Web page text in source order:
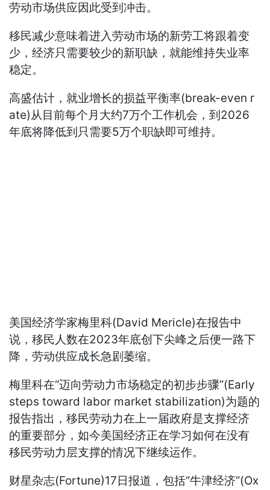
劳动市场供应因此受到冲击。
移民减少意味着进入劳动市场的新劳工将跟着变
少，经济只需要较少的新职缺，就能维持失业率
稳定。
高盛估计，就业增长的损益平衡率(break-even r
ate)从目前每个月大约7万个工作机会，到2026
年底将降低到只需要5万个职缺即可维持。
美国经济学家梅里科(David Mericle)在报告中
说，移民人数在2023年底创下尖峰之后便一路下
降，劳动供应成长急剧萎缩。
梅里科在“迈向劳动力市场稳定的初步步骤”(Early
steps toward labor market stabilization)为题的
报告指出，移民劳动力在上一届政府是支撑经济
的重要部分，如今美国经济正在学习如何在没有
移民劳动力层支撑的情况下继续运作。
财星杂志(Fortune)17日报道，包括“牛津经济”(Ox